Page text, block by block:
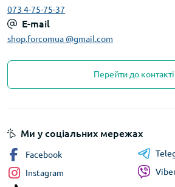
073 4-75-75-37
E-mail
shop.forcomua @gmail.com
Перейти до
Ми у соціальних мережах
Facebook
Instagram